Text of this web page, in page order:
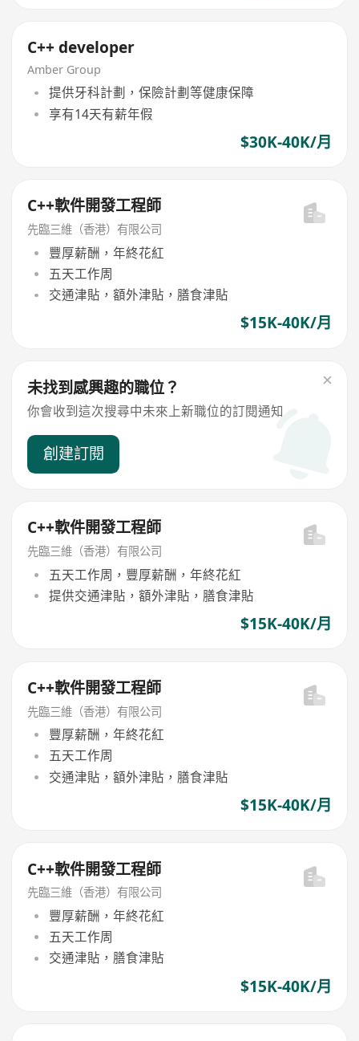
C++ developer
Amber Group
提供牙科計劃，保險計劃等健康保障
享有14天有薪年假
$30K-40K/月
C++軟件開發工程師
先臨三維（香港）有限公司
豐厚薪酬，年終花紅
五天工作周
交通津貼，額外津貼，膳食津貼
$15K-40K/月
未找到感興趣的職位？
你會收到這次搜尋中未來上新職位的訂閱通知
創建訂閱
C++軟件開發工程師
先臨三維（香港）有限公司
五天工作周，豐厚薪酬，年終花紅
提供交通津貼，額外津貼，膳食津貼
$15K-40K/月
C++軟件開發工程師
先臨三維（香港）有限公司
豐厚薪酬，年終花紅
五天工作周
交通津貼，額外津貼，膳食津貼
$15K-40K/月
C++軟件開發工程師
先臨三維（香港）有限公司
豐厚薪酬，年終花紅
五天工作周
交通津貼，膳食津貼
$15K-40K/月